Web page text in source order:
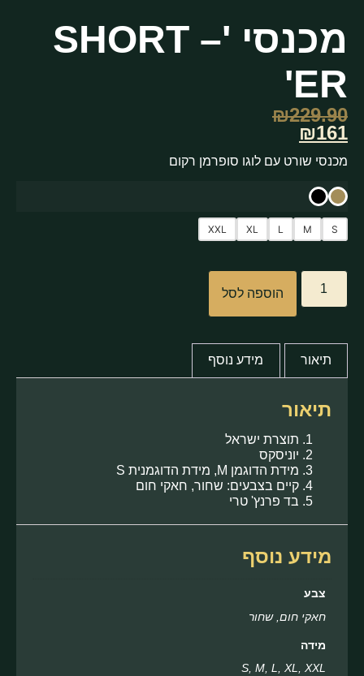
מכנסי 'SHORT –
ER'
₪229.90
₪161
מכנסי שורט עם לוגו סופרמן רקום
XXL
הוספה לסל
תיאור מידע נוסף
תיאור
תוצרת ישראל
יוניסקס
מידת הדוגמן M, מידת הדוגמנית S
קיים בצבעים: שחור, חאקי חום
בד פרנץ' טרי
מידע נוסף
צבע
חאקי חום, שחור
מידה
S, M, L, XL, XXL